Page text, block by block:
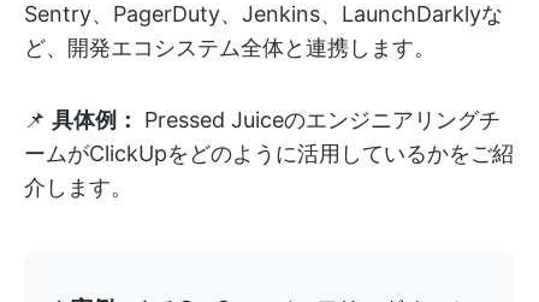
Sentry、PagerDuty、Jenkins、LaunchDarklyな
ど、開発エコシステム全体と連携します。
📌 具体例：
Pressed Juiceのエンジニアリングチ
ームがClickUpをどのように活用しているかをご紹
介します。